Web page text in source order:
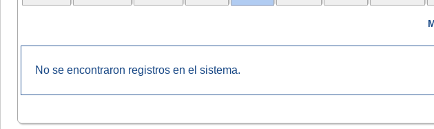
No se encontraron registros en el sistema.